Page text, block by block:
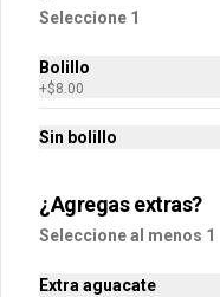
Seleccione 1
Bolillo
+$8.00
Sin bolillo
¿Agregas extras?
Seleccione al menos 1
Extra aguacate